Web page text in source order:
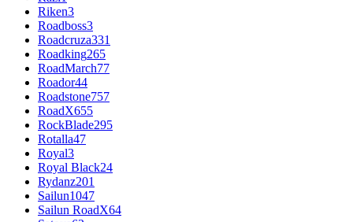
Riken3
Roadboss3
Roadcruza331
Roadking265
RoadMarch77
Roador44
Roadstone757
RoadX655
RockBlade295
Rotalla47
Royal3
Royal Black24
Rydanz201
Sailun1047
Sailun RoadX64